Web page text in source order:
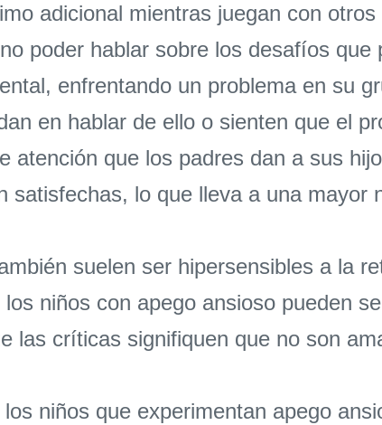
adicional mientras juegan con
poder hablar sobre los desafíos
enfrentando un problema en su
en hablar de ello o sienten que el
atención que los padres dan a sus
satisfechas, lo que lleva a una mayor
suelen ser hipersensibles a la
niños con apego ansioso pueden
las críticas signifiquen que no son
niños que experimentan apego